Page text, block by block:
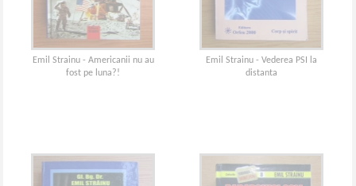
Emil Strainu - Americanii nu au
fost pe luna?!
Emil Strainu - Vederea PSI la
distanta